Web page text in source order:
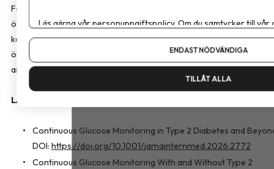
Forskarna varnar också för att normala variationer i blodsockret
övertolkas, vilket riskerar att leda till onödig oro eller
kostförändringar utan dokumenterad nytta. De lyfter även att den
ökande användningen bland friska personer kan ta vårdresurser i
anspråk när patienter söker hjälp att tolka sina mätvärden.
LÄS MER:
Continuous Glucose Monitoring in Type 2 Diabetes and
DOI: https://doi.org/10.1001/jamainternmed.2026.2772
Continuous Glucose Monitoring With and Without Type 2
Läs gärna vårpersonuppgiftspolicy. Om du samtycker till vår
Om du vill ändra ditt val i efterhand hittar du den möjligheten
ENDAST NÖDVÄNDIGA
TILLÅT ALLA